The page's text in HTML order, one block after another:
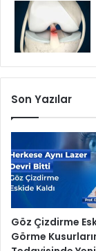
Son Yazılar
Göz Çizdirme
Görme